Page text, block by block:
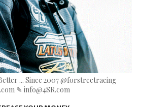
... Since 2007 @forstreetracing
✎ info@4SR.com